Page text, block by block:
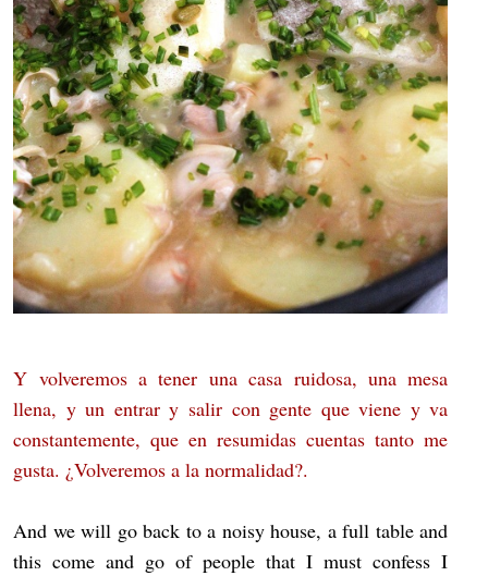
Y volveremos a tener una casa ruidosa, una mesa
llena, y un entrar y salir con gente que viene y va
constantemente, que en resumidas cuentas tanto me
gusta. ¿Volveremos a la normalidad?.
And we will go back to a noisy house, a full table and
this come and go of people that I must confess I